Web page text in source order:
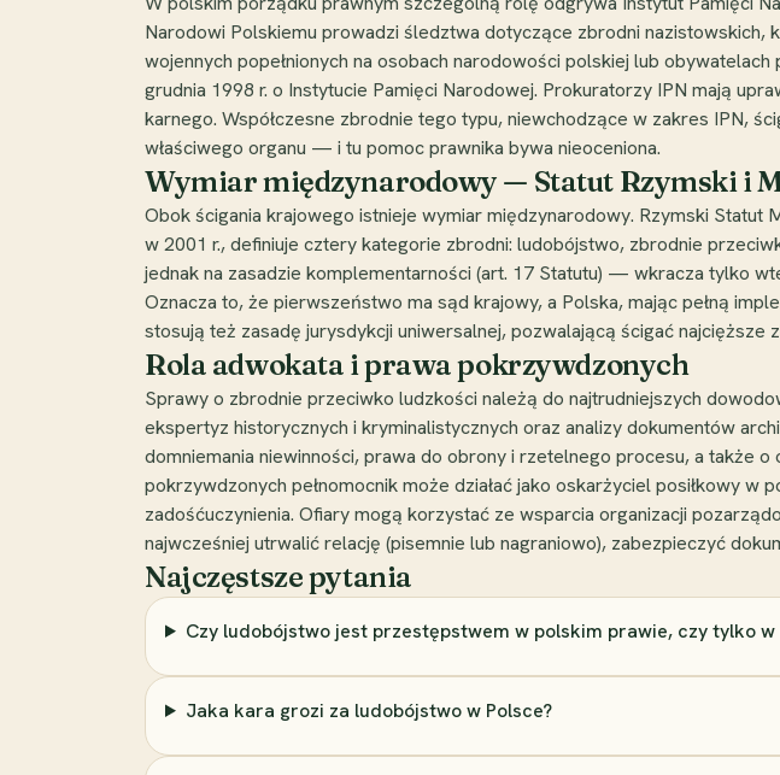
Narodowi Polskiemu prowadzi śledztwa dotyczące zbrodni
wojennych popełnionych na osobach narodowości polskiej lub
grudnia 1998 r. o Instytucie Pamięci Narodowej. Prokuratorzy IPN mają
karnego. Współczesne zbrodnie tego typu, niewchodzące w zakres IPN,
właściwego organu — i tu pomoc prawnika bywa nieoceniona.
Wymiar międzynarodowy — Statut Rzymski i
Obok ścigania krajowego istnieje wymiar międzynarodowy. Rzymski
w 2001 r., definiuje cztery kategorie zbrodni: ludobójstwo, zbrodnie
jednak na zasadzie komplementarności (art. 17 Statutu) — wkracza tylko
Oznacza to, że pierwszeństwo ma sąd krajowy, a Polska, mając pełną
stosują też zasadę jurysdykcji uniwersalnej, pozwalającą ścigać
Rola adwokata i prawa pokrzywdzonych
Sprawy o zbrodnie przeciwko ludzkości należą do najtrudniejszych
ekspertyz historycznych i kryminalistycznych oraz analizy dokumentów
domniemania niewinności, prawa do obrony i rzetelnego procesu, a także
pokrzywdzonych pełnomocnik może działać jako oskarżyciel posiłkowy
zadośćuczynienia. Ofiary mogą korzystać ze wsparcia organizacji
najwcześniej utrwalić relację (pisemnie lub nagraniowo), zabezpieczyć
Najczęstsze pytania
Czy ludobójstwo jest przestępstwem w polskim prawie, czy tylko
Jaka kara grozi za ludobójstwo w Polsce?